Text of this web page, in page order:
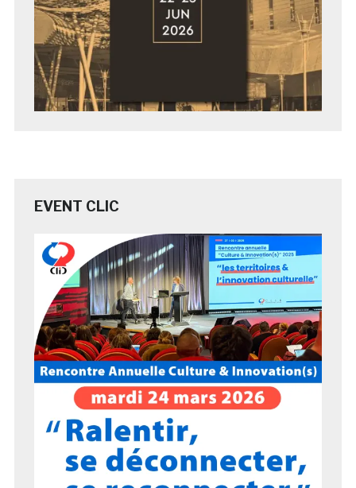
EVENT CLIC